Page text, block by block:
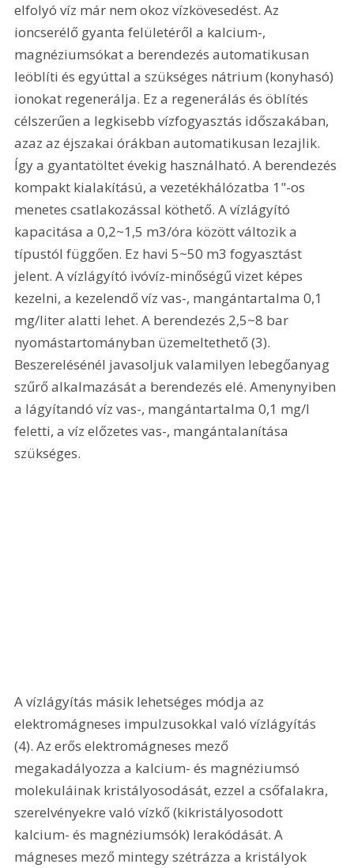
elfolyó víz már nem okoz vízkövesedést. Az
ioncserélő gyanta felületéről a kalcium-,
magnéziumsókat a berendezés automatikusan
leöblíti és egyúttal a szükséges nátrium (konyhasó)
ionokat regenerálja. Ez a regenerálás és öblítés
célszerűen a legkisebb vízfogyasztás időszakában,
azaz az éjszakai órákban automatikusan lezajlik.
Így a gyantatöltet évekig használható. A berendezés
kompakt kialakítású, a vezetékhálózatba 1"-os
menetes csatlakozással köthető. A vízlágyító
kapacitása a 0,2~1,5 m3/óra között változik a
típustól függően. Ez havi 5~50 m3 fogyasztást
jelent. A vízlágyító ivóvíz-minőségű vizet képes
kezelni, a kezelendő víz vas-, mangántartalma 0,1
mg/liter alatti lehet. A berendezés 2,5~8 bar
nyomástartományban üzemeltethető (3).
Beszerelésénél javasoljuk valamilyen lebegőanyag
szűrő alkalmazását a berendezés elé. Amenynyiben
a lágyítandó víz vas-, mangántartalma 0,1 mg/l
feletti, a víz előzetes vas-, mangántalanítása
szükséges.
A vízlágyítás másik lehetséges módja az
elektromágneses impulzusokkal való vízlágyítás
(4). Az erős elektromágneses mező
megakadályozza a kalcium- és magnéziumsó
molekuláinak kristályosodását, ezzel a csőfalakra,
szerelvényekre való vízkő (kikristályosodott
kalcium- és magnéziumsók) lerakódását. A
mágneses mező mintegy szétrázza a kristályok